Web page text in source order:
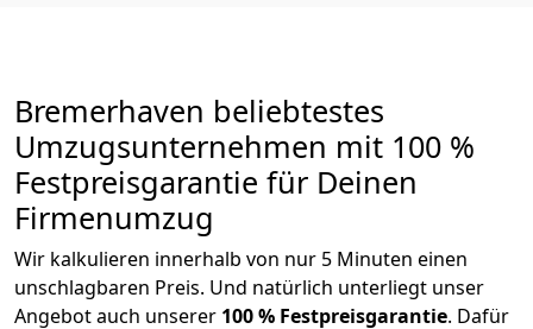
Bremer­haven beliebtestes
Umzugsunternehmen mit 100 %
Festpreisgarantie für Deinen
Firmenumzug
Wir kalkulieren innerhalb von nur 5 Minuten einen
unschlagbaren Preis. Und natürlich unterliegt unser
Angebot auch unserer 100 % Festpreisgarantie. Dafür